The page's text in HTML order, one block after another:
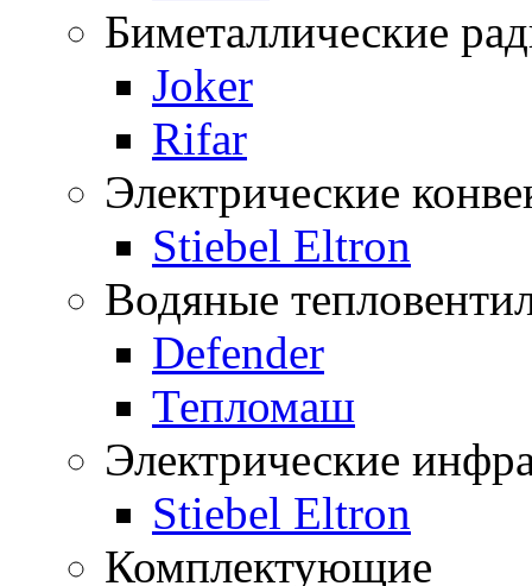
Биметаллические
Joker
Rifar
Электрические
Stiebel Eltron
Водяные
Defender
Тепломаш
Электрические
Stiebel Eltron
Комплектующие